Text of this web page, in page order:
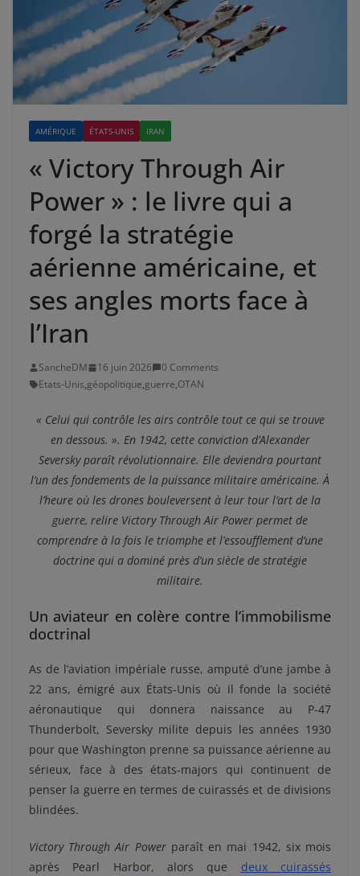
AMÉRIQUE ÉTATS-UNIS IRAN
« Victory Through Air
Power » : le livre qui a
forgé la stratégie
aérienne américaine, et
ses angles morts face à
l’Iran
SancheDM 16 juin 2026
0 Comments
Etats-Unis,géopolitique,guerre,OTAN
« Celui qui contrôle les airs contrôle tout ce qui se trouve
en dessous. ». En 1942, cette conviction d’Alexander
Seversky paraît révolutionnaire. Elle deviendra pourtant
l’un des fondements de la puissance militaire américaine. À
l’heure où les drones bouleversent à leur tour l’art de la
guerre, relire Victory Through Air Power permet de
comprendre à la fois le triomphe et l’essoufflement d’une
doctrine qui a dominé près d’un siècle de stratégie
militaire.
Un aviateur en colère contre l’immobilisme
doctrinal
As de l’aviation impériale russe, amputé d’une jambe à
22 ans, émigré aux États-Unis où il fonde la société
aéronautique qui donnera naissance au P-47
Thunderbolt, Seversky milite depuis les années 1930
pour que Washington prenne sa puissance aérienne au
sérieux, face à des états-majors qui continuent de
penser la guerre en termes de cuirassés et de divisions
blindées.
Victory Through Air Powerparaît en mai 1942, six mois
après Pearl Harbor, alors que deux cuirassés